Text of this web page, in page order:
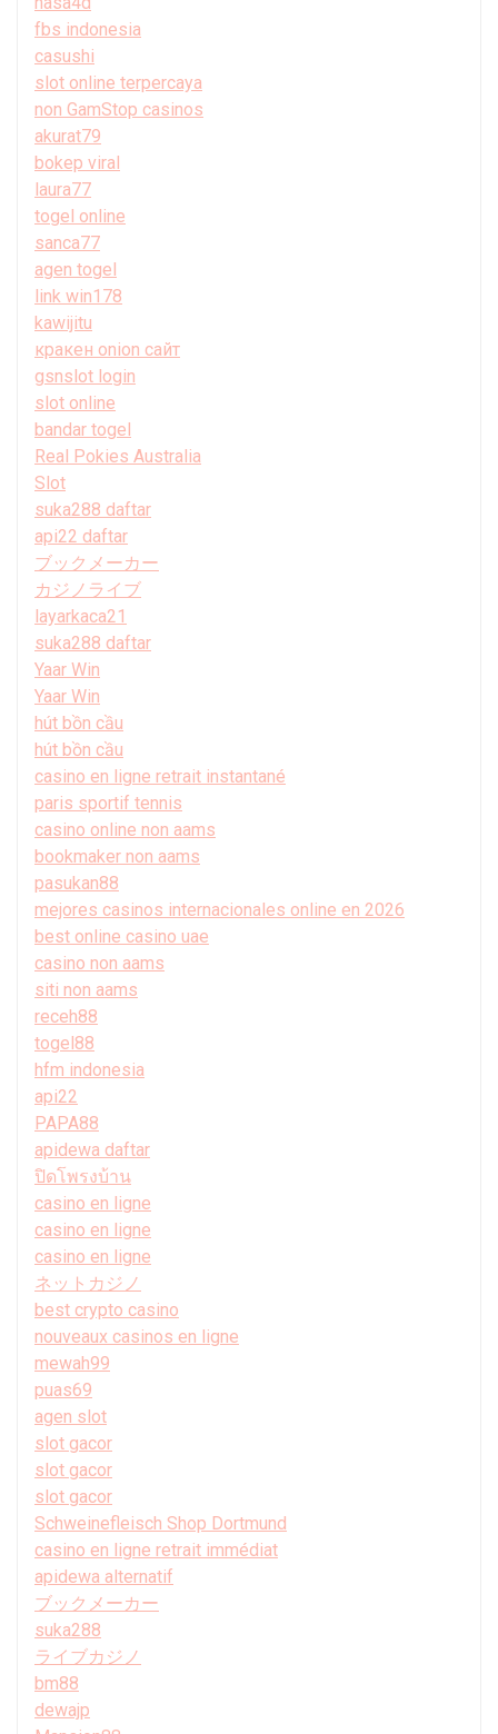
fbs indonesia
casushi
slot online terpercaya
non GamStop casinos
akurat79
bokep viral
laura77
togel online
sanca77
agen togel
link win178
kawijitu
кракен onion сайт
gsnslot login
slot online
bandar togel
Real Pokies Australia
Slot
suka288 daftar
api22 daftar
ブックメーカー
カジノライブ
layarkaca21
suka288 daftar
Yaar Win
Yaar Win
hút bồn cầu
hút bồn cầu
casino en ligne retrait instantané
paris sportif tennis
casino online non aams
bookmaker non aams
pasukan88
mejores casinos internacionales online en 2026
best online casino uae
casino non aams
siti non aams
receh88
togel88
hfm indonesia
api22
PAPA88
apidewa daftar
ปิดโพรงบ้าน
casino en ligne
casino en ligne
casino en ligne
ネットカジノ
best crypto casino
nouveaux casinos en ligne
mewah99
puas69
agen slot
slot gacor
slot gacor
slot gacor
Schweinefleisch Shop Dortmund
casino en ligne retrait immédiat
apidewa alternatif
ブックメーカー
suka288
ライブカジノ
bm88
dewajp